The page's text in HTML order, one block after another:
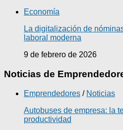
Economía
La digitalización de
laboral moderna
9 de febrero de 2026
Noticias de
Emprendedores / Noticias
Autobuses de empresa: la
productividad